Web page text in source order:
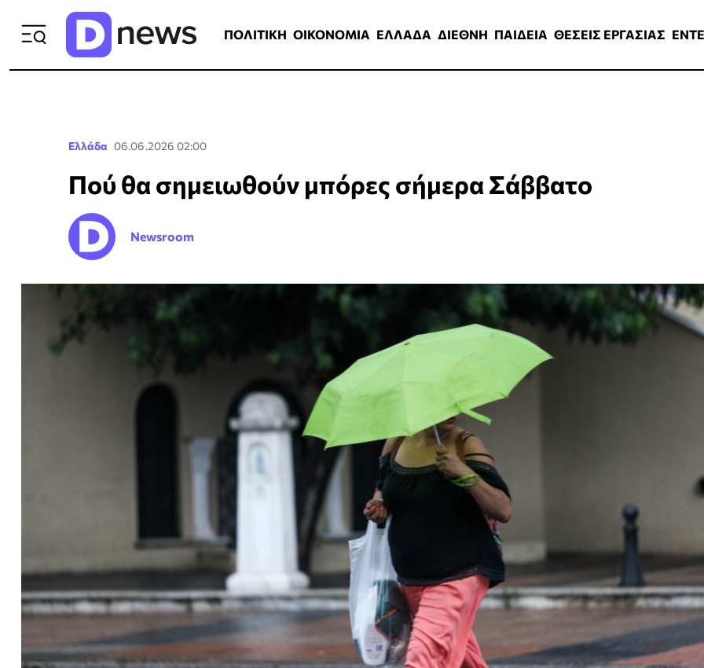
ΠΟΛΙΤΙΚΗ ΟΙΚΟΝΟΜΙΑ ΕΛΛΑΔΑ ΔΙΕΘΝΗ ΠΑΙΔΕΙΑ ΘΕΣΕΙΣ ΕΡΓΑΣΙΑΣ
Ελλάδα 06.06.2026 02:00
Πού θα σημειωθούν μπόρες σήμερα Σάββατο
Newsroom